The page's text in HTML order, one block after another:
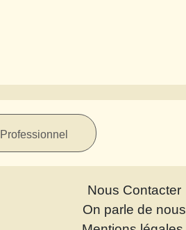
Professionnel
Nous Contacter
On parle de nous